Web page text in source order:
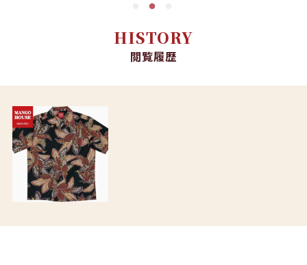
HISTORY
閲覧履歴